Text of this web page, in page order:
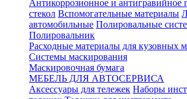
Антикоррозионное и антигравийное
стекол Вспомогательные материалы
автомобильные Полировальные
Полировальник
Расходные материалы для кузовных
Системы маскирования
Маскировочная бумага
МЕБЕЛЬ ДЛЯ АВТОСЕРВИСА
Аксессуары для тележек Наборы